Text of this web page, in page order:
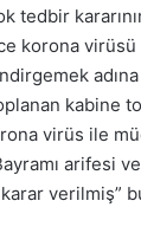
tedbir
virüsü
adına
kabine
virüs ile
arifesi
verilmiş”